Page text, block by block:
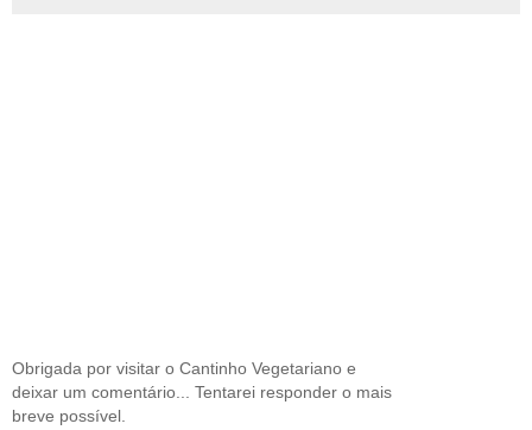
Obrigada por visitar o Cantinho Vegetariano e
deixar um comentário... Tentarei responder o mais
breve possível.